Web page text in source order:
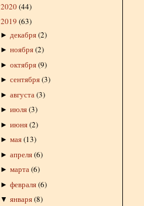
2020(44)
2019 (63)
► декабря(2)
► ноября(2)
► октября(9)
► сентября(3)
► августа (3)
► июля(3)
► июня(2)
► мая(13)
► апреля(6)
► марта(6)
► февраля(6)
▼ января(8)